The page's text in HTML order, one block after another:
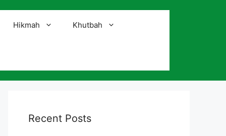
Hikmah Khutbah
Recent Posts